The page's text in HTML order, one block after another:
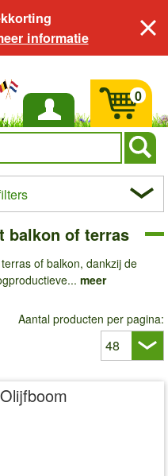
informatie
Inloggen
0
balkon of terras
of balkon, dankzij de
meer
Aantal producten per pagina:
Olijfboom